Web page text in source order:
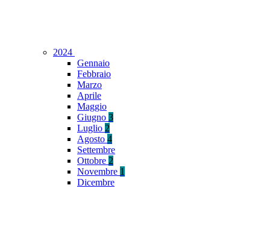
2024
Gennaio
Febbraio
Marzo
Aprile
Maggio
Giugno 3
Luglio 2
Agosto 4
Settembre
Ottobre 2
Novembre 1
Dicembre